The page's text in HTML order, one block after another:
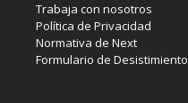
Trabaja con nosotros
Política de Privacidad
Normativa de Next
Formulario de Desistimiento